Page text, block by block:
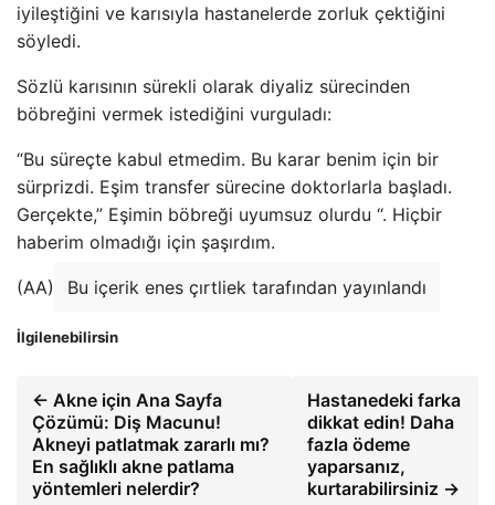
iyileştiğini ve karısıyla hastanelerde zorluk çektiğini
söyledi.
Sözlü karısının sürekli olarak diyaliz sürecinden
böbreğini vermek istediğini vurguladı:
“Bu süreçte kabul etmedim. Bu karar benim için bir
sürprizdi. Eşim transfer sürecine doktorlarla başladı.
Gerçekte,” Eşimin böbreği uyumsuz olurdu “. Hiçbir
haberim olmadığı için şaşırdım.
(AA) Bu içerik enes çırtliek tarafından yayınlandı
İlgilenebilirsin
← Akne için Ana Sayfa
Çözümü: Diş Macunu!
Akneyi patlatmak zararlı mı?
En sağlıklı akne patlama
yöntemleri nelerdir?
Hastanedeki farka
dikkat edin! Daha
fazla ödeme
yaparsanız,
kurtarabilirsiniz →